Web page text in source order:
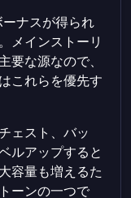
ナスが得られ
メインストーリ
要な源なので、
これらを優先す
ェスト、バッ
ルアップすると
容量も増えるた
ーンの一つで